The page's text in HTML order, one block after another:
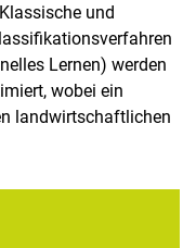
und
Lernen) werden
wobei ein
landwirtschaftlichen